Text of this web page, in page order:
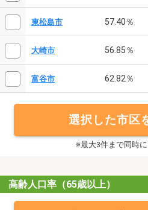
東松島市 57.40％
大崎市 56.85％
富谷市 62.82％
選択した市区
※最大3件まで同時
高齢人口率（65歳以上）